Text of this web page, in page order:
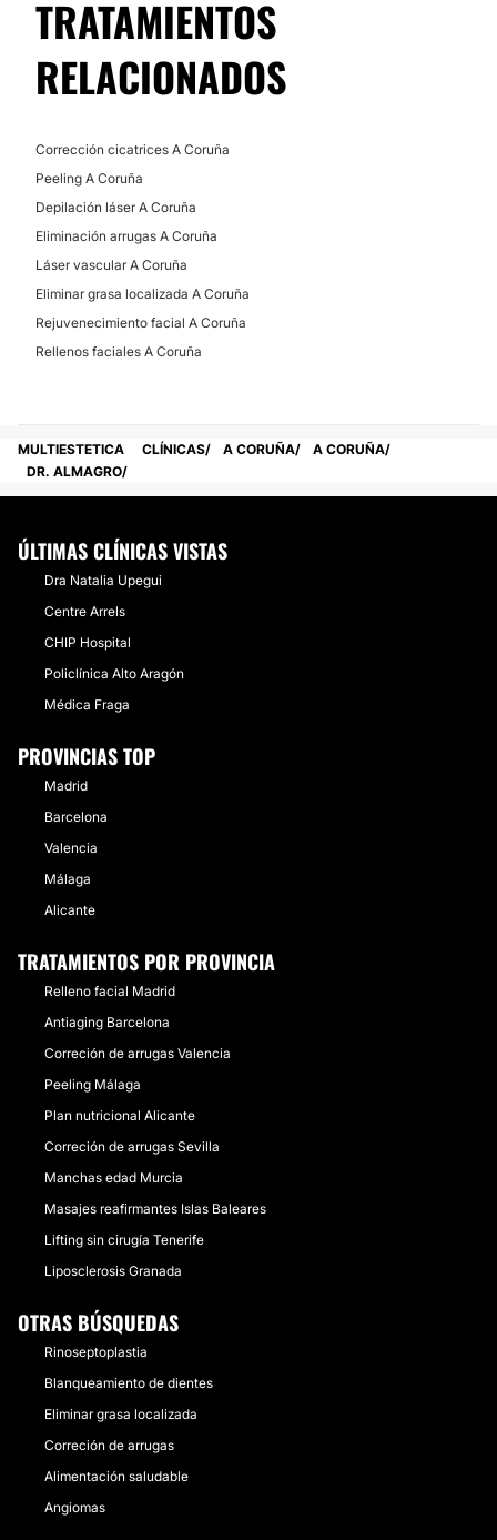
Financiación o facilidades de pago:
No
TRATAMIENTOS
RELACIONADOS
Corrección cicatrices A Coruña
Peeling A Coruña
Depilación láser A Coruña
Eliminación arrugas A Coruña
Láser vascular A Coruña
Eliminar grasa localizada A Coruña
Rejuvenecimiento facial A Coruña
Rellenos faciales A Coruña
MULTIESTETICA CLÍNICAS A CORUÑA
A CORUÑA
DR. ALMAGRO
ÚLTIMAS CLÍNICAS VISTAS
Dra Natalia Upegui
Centre Arrels
CHIP Hospital
Policlínica Alto Aragón
Médica Fraga
PROVINCIAS TOP
Madrid
Barcelona
Valencia
Málaga
Alicante
TRATAMIENTOS POR PROVINCIA
Relleno facial Madrid
Antiaging Barcelona
Correción de arrugas Valencia
Peeling Málaga
Plan nutricional Alicante
Correción de arrugas Sevilla
Manchas edad Murcia
Masajes reafirmantes Islas Baleares
Lifting sin cirugía Tenerife
Liposclerosis Granada
OTRAS BÚSQUEDAS
Rinoseptoplastia
Blanqueamiento de dientes
Eliminar grasa localizada
Correción de arrugas
Alimentación saludable
Angiomas